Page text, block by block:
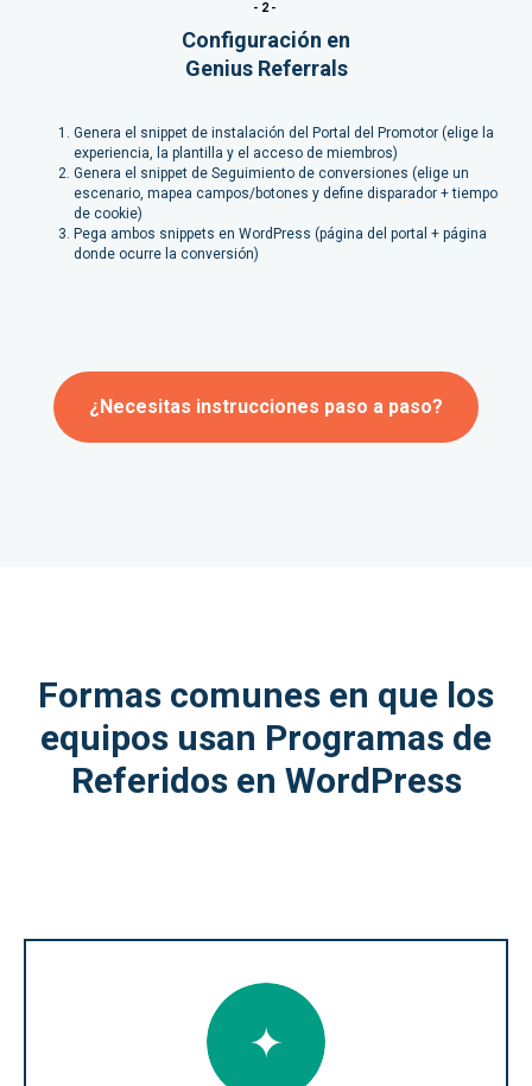
-2-
Configuración en
Genius Referrals
Genera el snippet de instalación del Portal del Promotor (elige la
experiencia, la plantilla y el acceso de miembros)
Genera el snippet de Seguimiento de conversiones (elige un
escenario, mapea campos/botones y define disparador + tiempo
de cookie)
Pega ambos snippets en WordPress (página del portal + página
donde ocurre la conversión)
¿Necesitas instrucciones paso a paso?
Formas comunes en que los
equipos usan Programas de
Referidos en WordPress